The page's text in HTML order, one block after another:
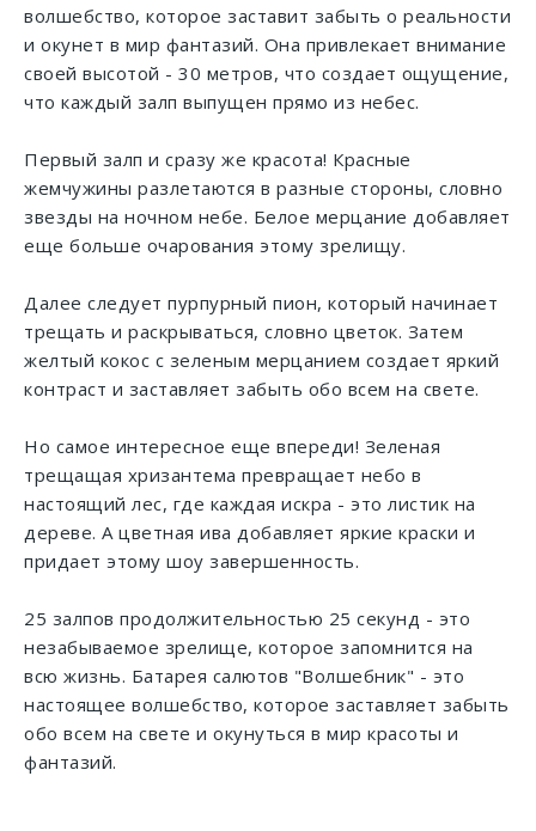
волшебство, которое заставит забыть о реальности
и окунет в мир фантазий. Она привлекает внимание
своей высотой - 30 метров, что создает ощущение,
что каждый залп выпущен прямо из небес.
Первый залп и сразу же красота! Красные
жемчужины разлетаются в разные стороны, словно
звезды на ночном небе. Белое мерцание добавляет
еще больше очарования этому зрелищу.
Далее следует пурпурный пион, который начинает
трещать и раскрываться, словно цветок. Затем
желтый кокос с зеленым мерцанием создает яркий
контраст и заставляет забыть обо всем на свете.
Но самое интересное еще впереди! Зеленая
трещащая хризантема превращает небо в
настоящий лес, где каждая искра - это листик на
дереве. А цветная ива добавляет яркие краски и
придает этому шоу завершенность.
25 залпов продолжительностью 25 секунд - это
незабываемое зрелище, которое запомнится на
всю жизнь. Батарея салютов "Волшебник" - это
настоящее волшебство, которое заставляет забыть
обо всем на свете и окунуться в мир красоты и
фантазий.